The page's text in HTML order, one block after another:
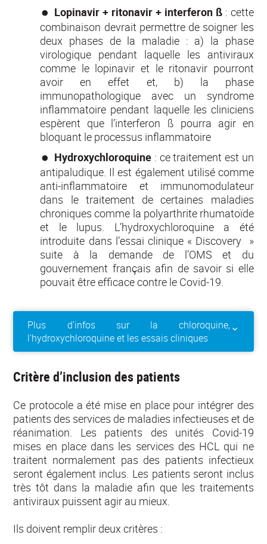
Lopinavir + ritonavir + interferon ß: cette
combinaison devrait permettre de soigner les
deux phases de la maladie : a) la phase
virologique pendant laquelle les antiviraux
comme le lopinavir et le ritonavir pourront
avoir en effet et, b) la phase
immunopathologique avec un syndrome
inflammatoire pendant laquelle les cliniciens
espèrent que l’interferon ß pourra agir en
bloquant le processus inflammatoire
Hydroxychloroquine : ce traitement est un
antipaludique. Il est également utilisé comme
anti-inflammatoire et immunomodulateur
dans le traitement de certaines maladies
chroniques comme la polyarthrite rhumatoïde
et le lupus. L’hydroxychloroquine a été
introduite dans l’essai clinique « Discovery »
suite à la demande de l’OMS et du
gouvernement français afin de savoir si elle
pouvait être efficace contre le Covid-19.
Plus d'infos sur la chloroquine,
l'hydroxychloroquine et les essais cliniques
Critère d’inclusion des patients
Ce protocole a été mise en place pour intégrer des
patients des services de maladies infectieuses et de
réanimation. Les patients des unités Covid-19
mises en place dans les services des HCL qui ne
traitent normalement pas des patients infectieux
seront également inclus. Les patients seront inclus
très tôt dans la maladie afin que les traitements
antiviraux puissent agir au mieux.
Ils doivent remplir deux critères :